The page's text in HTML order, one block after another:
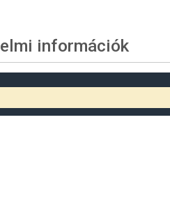
információk